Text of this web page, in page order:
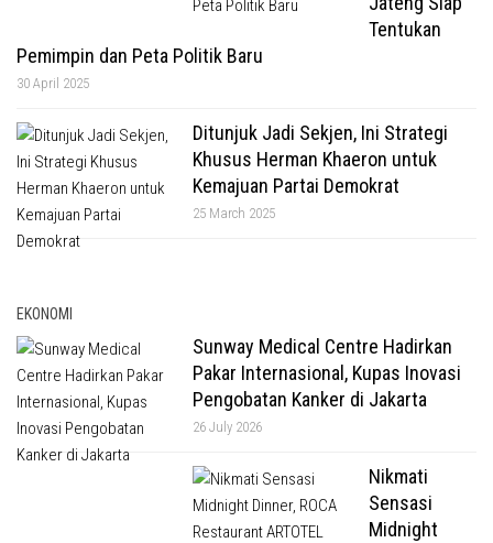
Tentukan
Pemimpin dan Peta Politik Baru
30 April 2025
Ditunjuk Jadi Sekjen, Ini Strategi
Khusus Herman Khaeron untuk
Kemajuan Partai Demokrat
25 March 2025
EKONOMI
Sunway Medical Centre Hadirkan
Pakar Internasional, Kupas Inovasi
Pengobatan Kanker di Jakarta
26 July 2026
Nikmati
Sensasi
Midnight